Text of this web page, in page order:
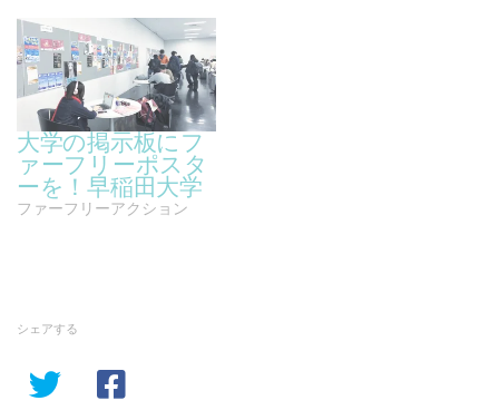
大学の掲示板にフ
ァーフリーポスタ
ーを！早稲田大学
ファーフリーアクション
シェアする